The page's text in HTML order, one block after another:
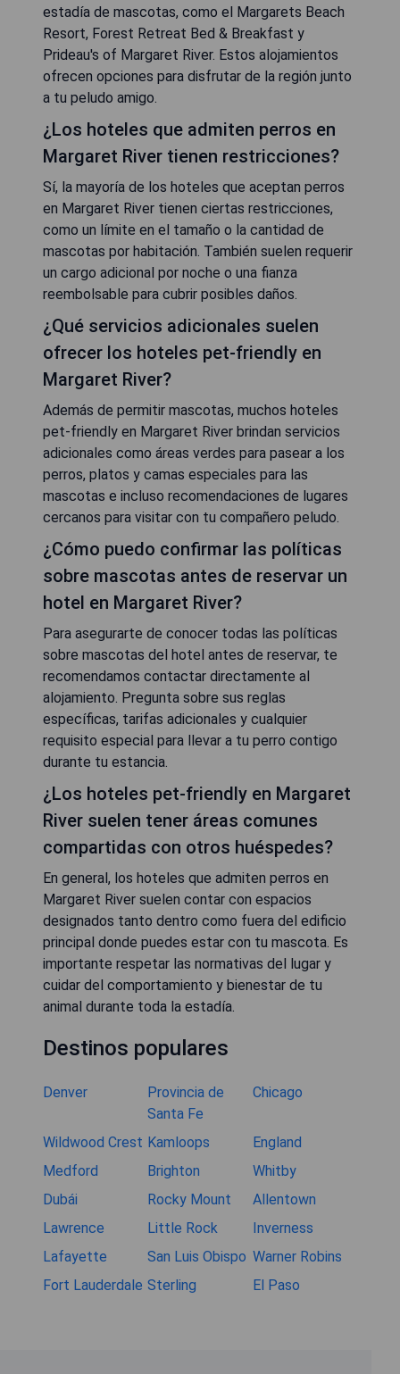
estadía de mascotas, como el Margarets Beach
Resort, Forest Retreat Bed & Breakfast y
Prideau's of Margaret River. Estos alojamientos
ofrecen opciones para disfrutar de la región junto
a tu peludo amigo.
¿Los hoteles que admiten perros en
Margaret River tienen restricciones?
Sí, la mayoría de los hoteles que aceptan perros
en Margaret River tienen ciertas restricciones,
como un límite en el tamaño o la cantidad de
mascotas por habitación. También suelen requerir
un cargo adicional por noche o una fianza
reembolsable para cubrir posibles daños.
¿Qué servicios adicionales suelen
ofrecer los hoteles pet-friendly en
Margaret River?
Además de permitir mascotas, muchos hoteles
pet-friendly en Margaret River brindan servicios
adicionales como áreas verdes para pasear a los
perros, platos y camas especiales para las
mascotas e incluso recomendaciones de lugares
cercanos para visitar con tu compañero peludo.
¿Cómo puedo confirmar las políticas
sobre mascotas antes de reservar un
hotel en Margaret River?
Para asegurarte de conocer todas las políticas
sobre mascotas del hotel antes de reservar, te
recomendamos contactar directamente al
alojamiento. Pregunta sobre sus reglas
específicas, tarifas adicionales y cualquier
requisito especial para llevar a tu perro contigo
durante tu estancia.
¿Los hoteles pet-friendly en Margaret
River suelen tener áreas comunes
compartidas con otros huéspedes?
En general, los hoteles que admiten perros en
Margaret River suelen contar con espacios
designados tanto dentro como fuera del edificio
principal donde puedes estar con tu mascota. Es
importante respetar las normativas del lugar y
cuidar del comportamiento y bienestar de tu
animal durante toda la estadía.
Destinos populares
Denver
Provincia de
Santa Fe
Chicago
Wildwood Crest Kamloops
England
Medford
Brighton
Whitby
Dubái
Rocky Mount
Allentown
Lawrence
Little Rock
Inverness
Lafayette
San Luis Obispo Warner Robins
Fort Lauderdale Sterling El Paso